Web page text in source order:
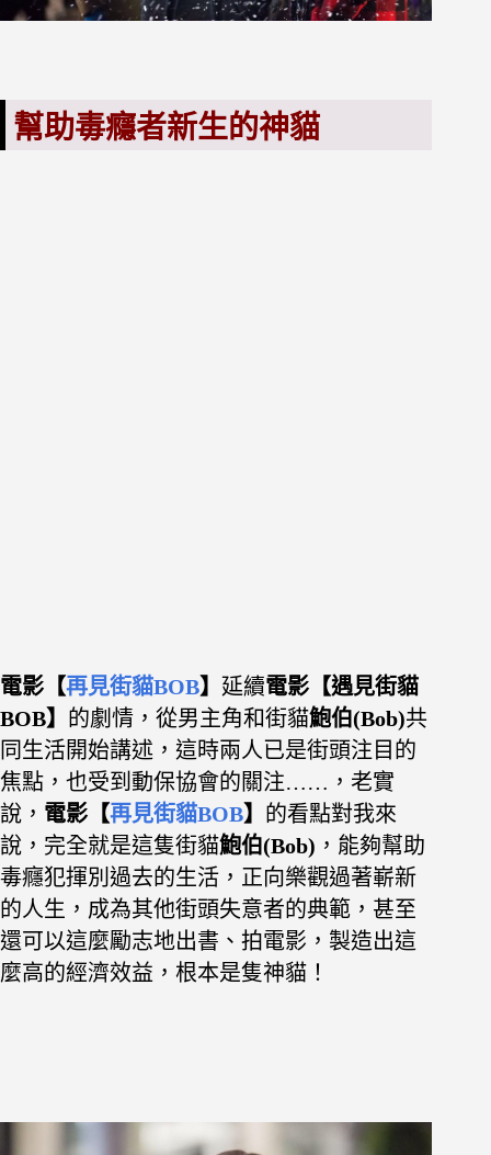
幫助毒癮者新生的神貓
電影【再見街貓BOB】 延續電影【遇見街貓
BOB】 的劇情，從男主角和街貓鮑伯(Bob)共
同生活開始講述，這時兩人已是街頭注目的
焦點，也受到動保協會的關注……，老實
說， 電影【再見街貓BOB】 的看點對我來
說，完全就是這隻街貓鮑伯(Bob) ，能夠幫助
毒癮犯揮別過去的生活，正向樂觀過著嶄新
的人生，成為其他街頭失意者的典範，甚至
還可以這麼勵志地出書、拍電影，製造出這
麼高的經濟效益，根本是隻神貓！